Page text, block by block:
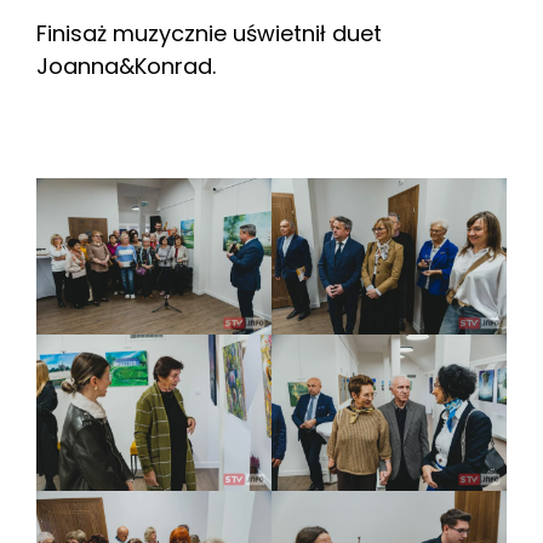
Finisaż muzycznie uświetnił duet
Joanna&Konrad.